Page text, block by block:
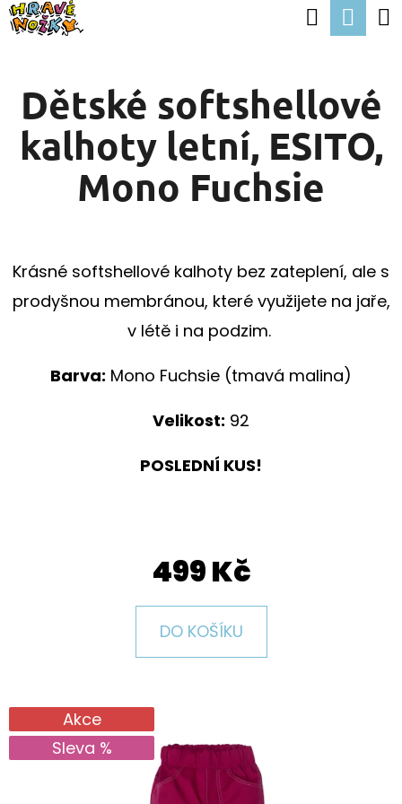
Přejít
Hledat
Dětské softshellové
kalhoty letní, ESITO,
Mono Fuchsie
Krásné softshellové kalhoty bez zateplení, ale s
prodyšnou membránou, které využijete na jaře,
v létě i na podzim.
Barva: Mono Fuchsie (tmavá malina)
Velikost: 92
POSLEDNÍ KUS!
499 Kč
DO KOŠÍKU
Akce
Sleva %
K
O
Zpět
Zpět
C
O
Ř
E
B
HLEDAT